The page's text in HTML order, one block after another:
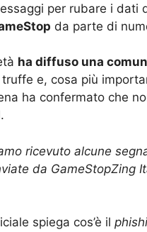
per rubare i
da parte di
ha diffuso una
e, cosa più
ha confermato che
ricevuto alcune
da GameStopZing
spiega cos’è il